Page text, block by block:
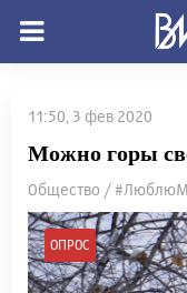
11:50, 3 фев 2020
Можно горы
Общество /
ОПРОС